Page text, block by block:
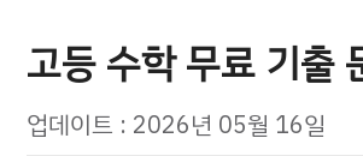
고등 수학 무료 기출
업데이트 : 2026년 05월 16일